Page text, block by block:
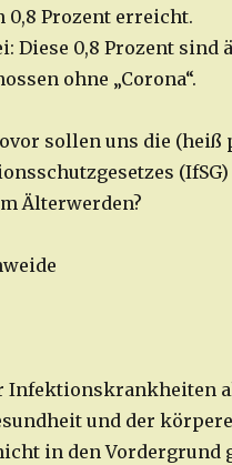
Prozent erreicht.
Diese 0,8 Prozent sind
ohne „Corona“.
sollen uns die
Älterwerden?
Infektionskrankheiten
und der
in den Vordergrund